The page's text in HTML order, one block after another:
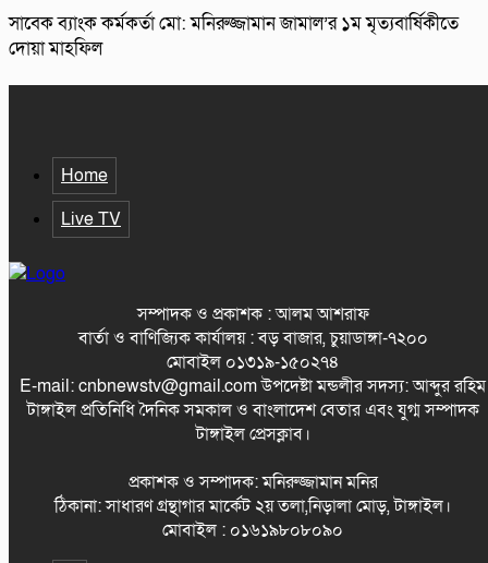
সাবেক ব্যাংক কর্মকর্তা মো: মনিরুজ্জামান জামাল’র ১ম মৃত্যবার্ষিকীতে
দোয়া মাহফিল
Home
Live TV
সম্পাদক ও প্রকাশক : আলম আশরাফ
বার্তা ও বাণিজ্যিক কার্যালয় : বড় বাজার, চুয়াডাঙ্গা-৭২০০
মোবাইল ০১৩১৯-১৫০২৭৪
E-mail: cnbnewstv@gmail.com উপদেষ্টা মন্ডলীর সদস্য: আব্দুর রহিম
টাঙ্গাইল প্রতিনিধি দৈনিক সমকাল ও বাংলাদেশ বেতার এবং যুগ্ম সম্পাদক
টাঙ্গাইল প্রেসক্লাব।
প্রকাশক ও সম্পাদক: মনিরুজ্জামান মনির
ঠিকানা: সাধারণ গ্রন্থাগার মার্কেট ২য় তলা,নিড়ালা মোড়, টাঙ্গাইল।
মোবাইল : ০১৬১৯৮০৮০৯০